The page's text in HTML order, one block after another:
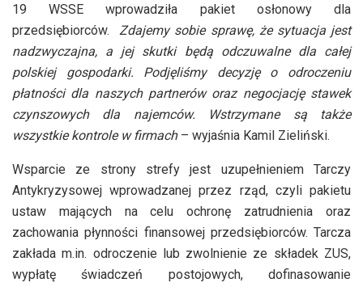
19 WSSE wprowadziła pakiet osłonowy dla
przedsiębiorców.Zdajemy sobie sprawę, że sytuacja jest
nadzwyczajna, a jej skutki będą odczuwalne dla całej
polskiej gospodarki. Podjęliśmy decyzję o odroczeniu
płatności dla naszych partnerów oraz negocjację stawek
czynszowych dla najemców. Wstrzymane są także
wszystkie kontrole w firmach – wyjaśnia Kamil Zieliński.
Wsparcie ze strony strefy jest uzupełnieniem Tarczy
Antykryzysowej wprowadzanej przez rząd, czyli pakietu
ustaw mających na celu ochronę zatrudnienia oraz
zachowania płynności finansowej przedsiębiorców. Tarcza
zakłada m.in. odroczenie lub zwolnienie ze składek ZUS,
wypłatę świadczeń postojowych, dofinasowanie